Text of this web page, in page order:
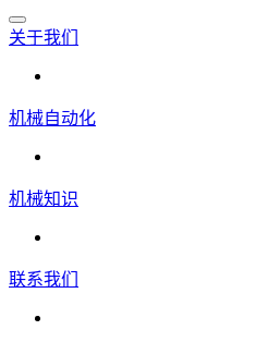
关于我们
机械自动化
机械知识
联系我们